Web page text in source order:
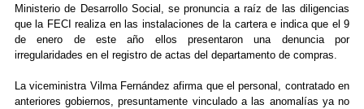
Ministerio de Desarrollo Social, se pronuncia a raíz de las diligencias
que la FECI realiza en las instalaciones de la cartera e indica que el 9
de enero de este año ellos presentaron una denuncia por
irregularidades en el registro de actas del departamento de compras.
La viceministra Vilma Fernández afirma que el personal, contratado en
anteriores gobiernos, presuntamente vinculado a las anomalías ya no